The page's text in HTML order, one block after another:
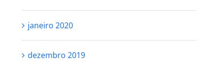
janeiro 2020
dezembro 2019